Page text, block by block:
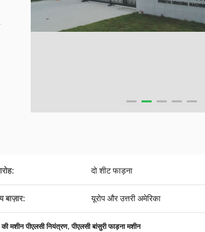
दो शीट फाड़ना
बाज़ार: यूरोप और उत्तरी अमेरिका
की मशीन पीएलसी नियंत्रण,पीएलसी बांसुरी फाड़ना मशीन